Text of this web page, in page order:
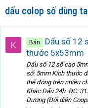
dấu colop số dùng
K Bán
Dấu số 12
thước 5x53mm
Dấu số 12 số cao
số: 5mm Kích thước
thể đóng trên nhiều
Khắc Dấu 24h. ĐC:
Dương (Đối diện